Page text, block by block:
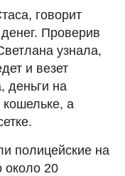
говорит
Проверив
узнала,
и везет
деньги на
а
полицейские на
около 20